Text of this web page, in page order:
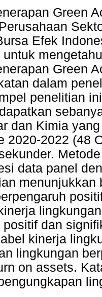
Green
Efek
Green
dalam
penelitian
dan Kimia
2020-2022 (48
data panel
positif dan
kinerja
lingkungan
on assets.